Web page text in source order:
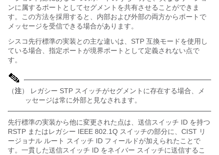
ンに属するポートとしてセグメントを共有させることができま
す。この方法を採用すると、内部および外部の両方からポートで
メッセージを受信できる場合があります。
シスコ先行標準の実装との主な違いは、STP 互換モードを使用し
ている場合、指定ポートが境界ポートとして定義されない点で
す。
（注） レガシー STP スイッチがセグメントに存在する場合、メ
ッセージは常に外部と見なされます。
先行標準の実装から他に変更された点は、送信スイッチ ID を持つ
RSTP またはレガシー IEEE 802.1Q スイッチの部分に、CIST リ
ージョナル ルート スイッチ ID フィールドが加えられたことで
す。一貫した送信スイッチ ID をネイバー スイッチに送信するこ